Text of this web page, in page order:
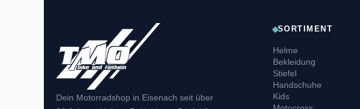
Dein Motorradshop in Eisenach seit über
SORTIMENT
Helme
Bekleidung
Stiefel
Handschuhe
Kids